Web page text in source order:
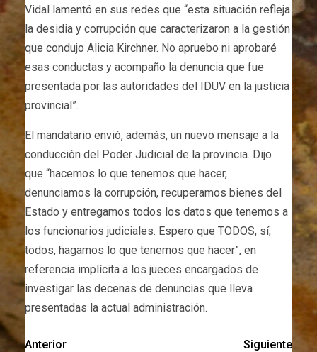
Vidal lamentó en sus redes que “esta situación refleja
la desidia y corrupción que caracterizaron a la gestión
que condujo Alicia Kirchner. No apruebo ni aprobaré
esas conductas y acompaño la denuncia que fue
presentada por las autoridades del IDUV en la justicia
provincial”.
El mandatario envió, además, un nuevo mensaje a la
conducción del Poder Judicial de la provincia. Dijo
que “hacemos lo que tenemos que hacer,
denunciamos la corrupción, recuperamos bienes del
Estado y entregamos todos los datos que tenemos a
los funcionarios judiciales. Espero que TODOS, sí,
todos, hagamos lo que tenemos que hacer”, en
referencia implícita a los jueces encargados de
investigar las decenas de denuncias que lleva
presentadas la actual administración.
Anterior
Siguiente